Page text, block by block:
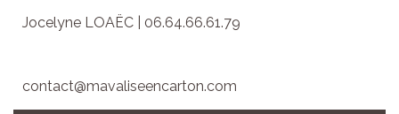
Jocelyne LOAËC | 06.64.66.61.79
contact@mavaliseencarton.com